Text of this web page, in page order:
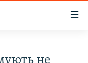
не